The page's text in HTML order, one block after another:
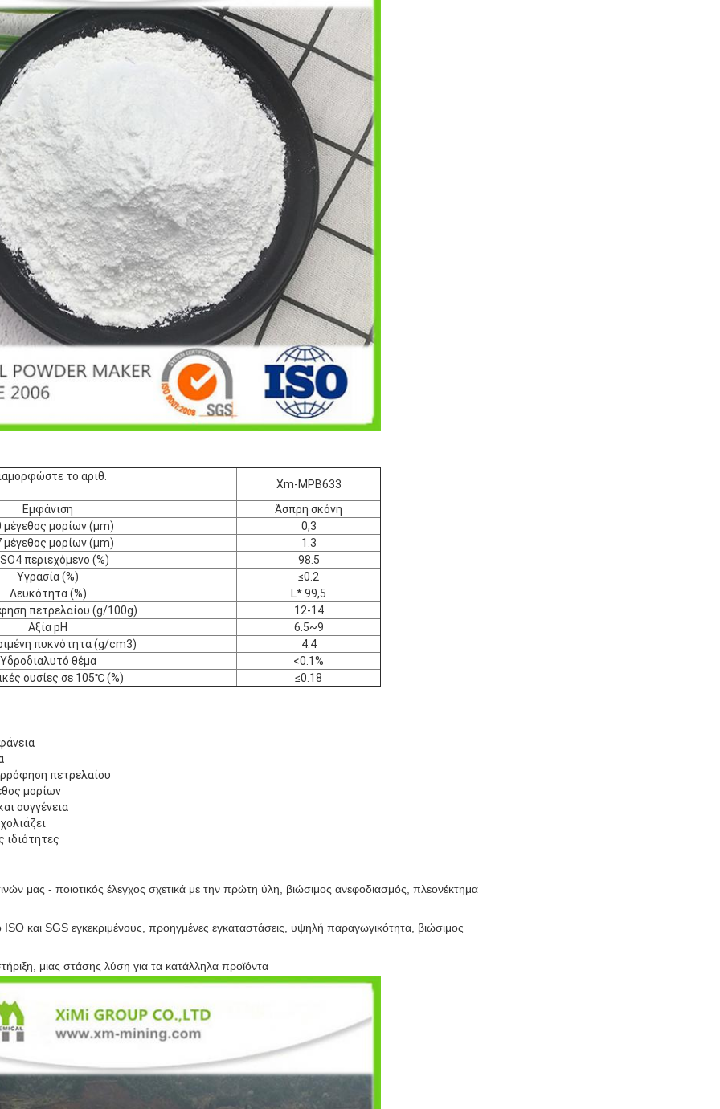
το αριθ.
Xm-MPB633
Εμφάνιση
Άσπρη σκόνη
μέγεθος μορίων (μm)
0,3
μέγεθος μορίων (μm)
1.3
περιεχόμενο (%)
98.5
Υγρασία (%)
≤0.2
Λευκότητα(%)
L* 99,5
πετρελαίου (g/100g)
12-14
Αξία pH
6.5~9
πυκνότητα (g/cm3)
4.4
Υδροδιαλυτό θέμα
<0.1%
ουσίες σε 105℃ (%)
≤0.18
πετρελαίου
μορίων
συγγένεια
ιδιότητες
μας - ποιοτικός έλεγχος σχετικά με την πρώτη ύλη, βιώσιμος ανεφοδιασμός, πλεονέκτημα
και SGS εγκεκριμένους, προηγμένες εγκαταστάσεις, υψηλή παραγωγικότητα, βιώσιμος
μιας στάσης λύση για τα κατάλληλα προϊόντα